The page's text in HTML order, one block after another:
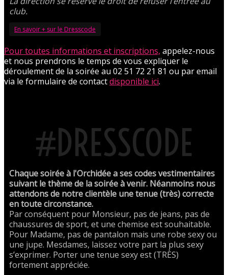
club.
En savoir + sur le Dresscode
Pour toutes informations et inscriptions, appelez-nous
et nous prendrons le temps de vous expliquer le
déroulement de la soirée au 02 51 72 21 81 ou par email
via le formulaire de contactdisponible ici.
#DRESSCODE
Chaque soirée à l'Orchidée a ses codes vestimentaires
suivant le thème de la soirée à venir. Néanmoins nous
attendons de notre clientèle une tenue (très) correcte
en toute circonstance.
Par conséquent pour Monsieur, pas de jeans, pas de
chaussures de sport, et une chemise est souhaitable.
Pour Madame, pas de pantalon mais une robe sexy ou
une jupe. Mesdames, laissez votre part la plus sexy
s’exprimer. Porter une tenue sexy est (TRÈS)
fortement appréciée.